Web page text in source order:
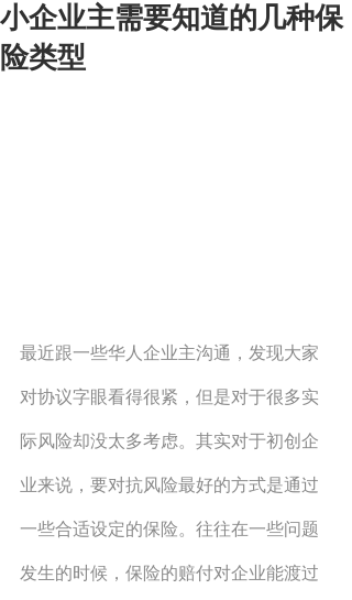
小企业主需要知道的几种保
险类型
最近跟一些华人企业主沟通，发现大家
对协议字眼看得很紧，但是对于很多实
际风险却没太多考虑。其实对于初创企
业来说，要对抗风险最好的方式是通过
一些合适设定的保险。往往在一些问题
发生的时候，保险的赔付对企业能渡过